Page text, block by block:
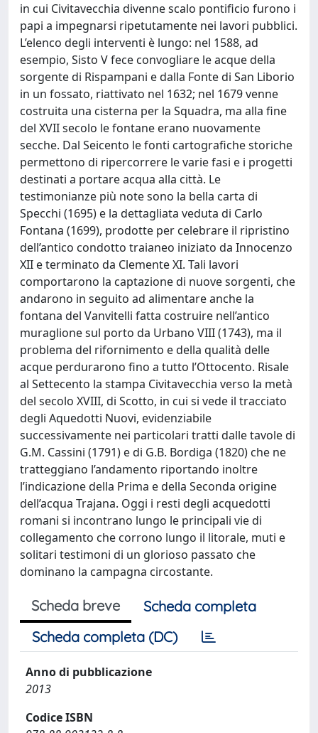
in cui Civitavecchia divenne scalo pontificio furono i
papi a impegnarsi ripetutamente nei lavori pubblici.
L’elenco degli interventi è lungo: nel 1588, ad
esempio, Sisto V fece convogliare le acque della
sorgente di Rispampani e dalla Fonte di San Liborio
in un fossato, riattivato nel 1632; nel 1679 venne
costruita una cisterna per la Squadra, ma alla fine
del XVII secolo le fontane erano nuovamente
secche. Dal Seicento le fonti cartografiche storiche
permettono di ripercorrere le varie fasi e i progetti
destinati a portare acqua alla città. Le
testimonianze più note sono la bella carta di
Specchi (1695) e la dettagliata veduta di Carlo
Fontana (1699), prodotte per celebrare il ripristino
dell’antico condotto traianeo iniziato da Innocenzo
XII e terminato da Clemente XI. Tali lavori
comportarono la captazione di nuove sorgenti, che
andarono in seguito ad alimentare anche la
fontana del Vanvitelli fatta costruire nell’antico
muraglione sul porto da Urbano VIII (1743), ma il
problema del rifornimento e della qualità delle
acque perdurarono fino a tutto l’Ottocento. Risale
al Settecento la stampa Civitavecchia verso la metà
del secolo XVIII, di Scotto, in cui si vede il tracciato
degli Aquedotti Nuovi, evidenziabile
successivamente nei particolari tratti dalle tavole di
G.M. Cassini (1791) e di G.B. Bordiga (1820) che ne
tratteggiano l’andamento riportando inoltre
l’indicazione della Prima e della Seconda origine
dell’acqua Trajana. Oggi i resti degli acquedotti
romani si incontrano lungo le principali vie di
collegamento che corrono lungo il litorale, muti e
solitari testimoni di un glorioso passato che
dominano la campagna circostante.
Scheda breve
Scheda completa
Scheda completa (DC)
Anno di pubblicazione
2013
Codice ISBN